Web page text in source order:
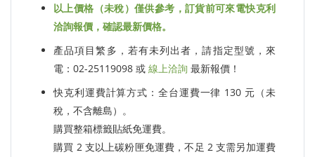
以上價格（未稅）僅供參考，訂貨前可來電快克利
洽詢報價，確認最新價格。
產品項目繁多，若有未列出者，請指定型號，來
電：02-25119098 或 線上洽詢 最新報價！
快克利運費計算方式：全台運費一律 130 元（未
稅，不含離島）。
購買整箱標籤貼紙免運費。
購買 2 支以上碳粉匣免運費，不足 2 支需另加運費